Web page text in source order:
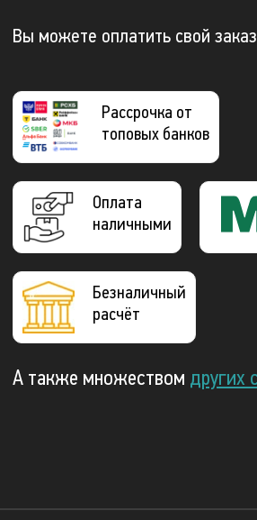
Вы можете оплатить свой
Рассрочка от
топовых банков
Оплата
наличными
Безналичный
расчёт
А также множеством других